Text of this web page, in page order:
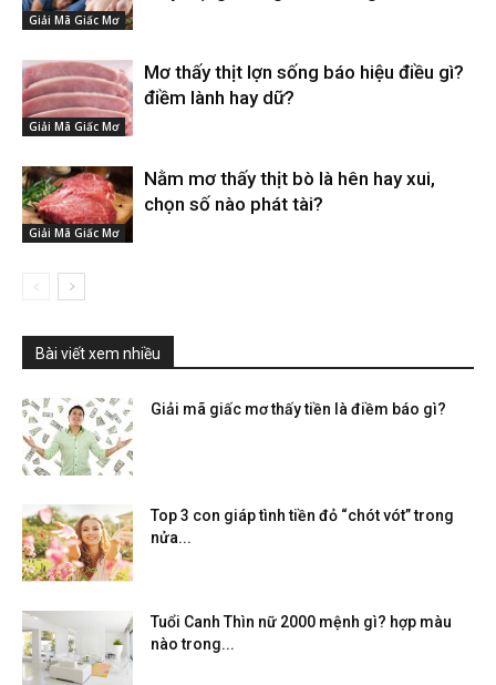
Giải Mã Giấc Mơ
Giải Mã Giấc Mơ
Mơ thấy thịt lợn sống báo hiệu điều gì?
điềm lành hay dữ?
Giải Mã Giấc Mơ
Nằm mơ thấy thịt bò là hên hay xui,
chọn số nào phát tài?
Bài viết xem nhiều
Giải mã giấc mơ thấy tiền là điềm báo gì?
Top 3 con giáp tình tiền đỏ “chót vót” trong
nửa...
Tuổi Canh Thìn nữ 2000 mệnh gì? hợp màu
nào trong...